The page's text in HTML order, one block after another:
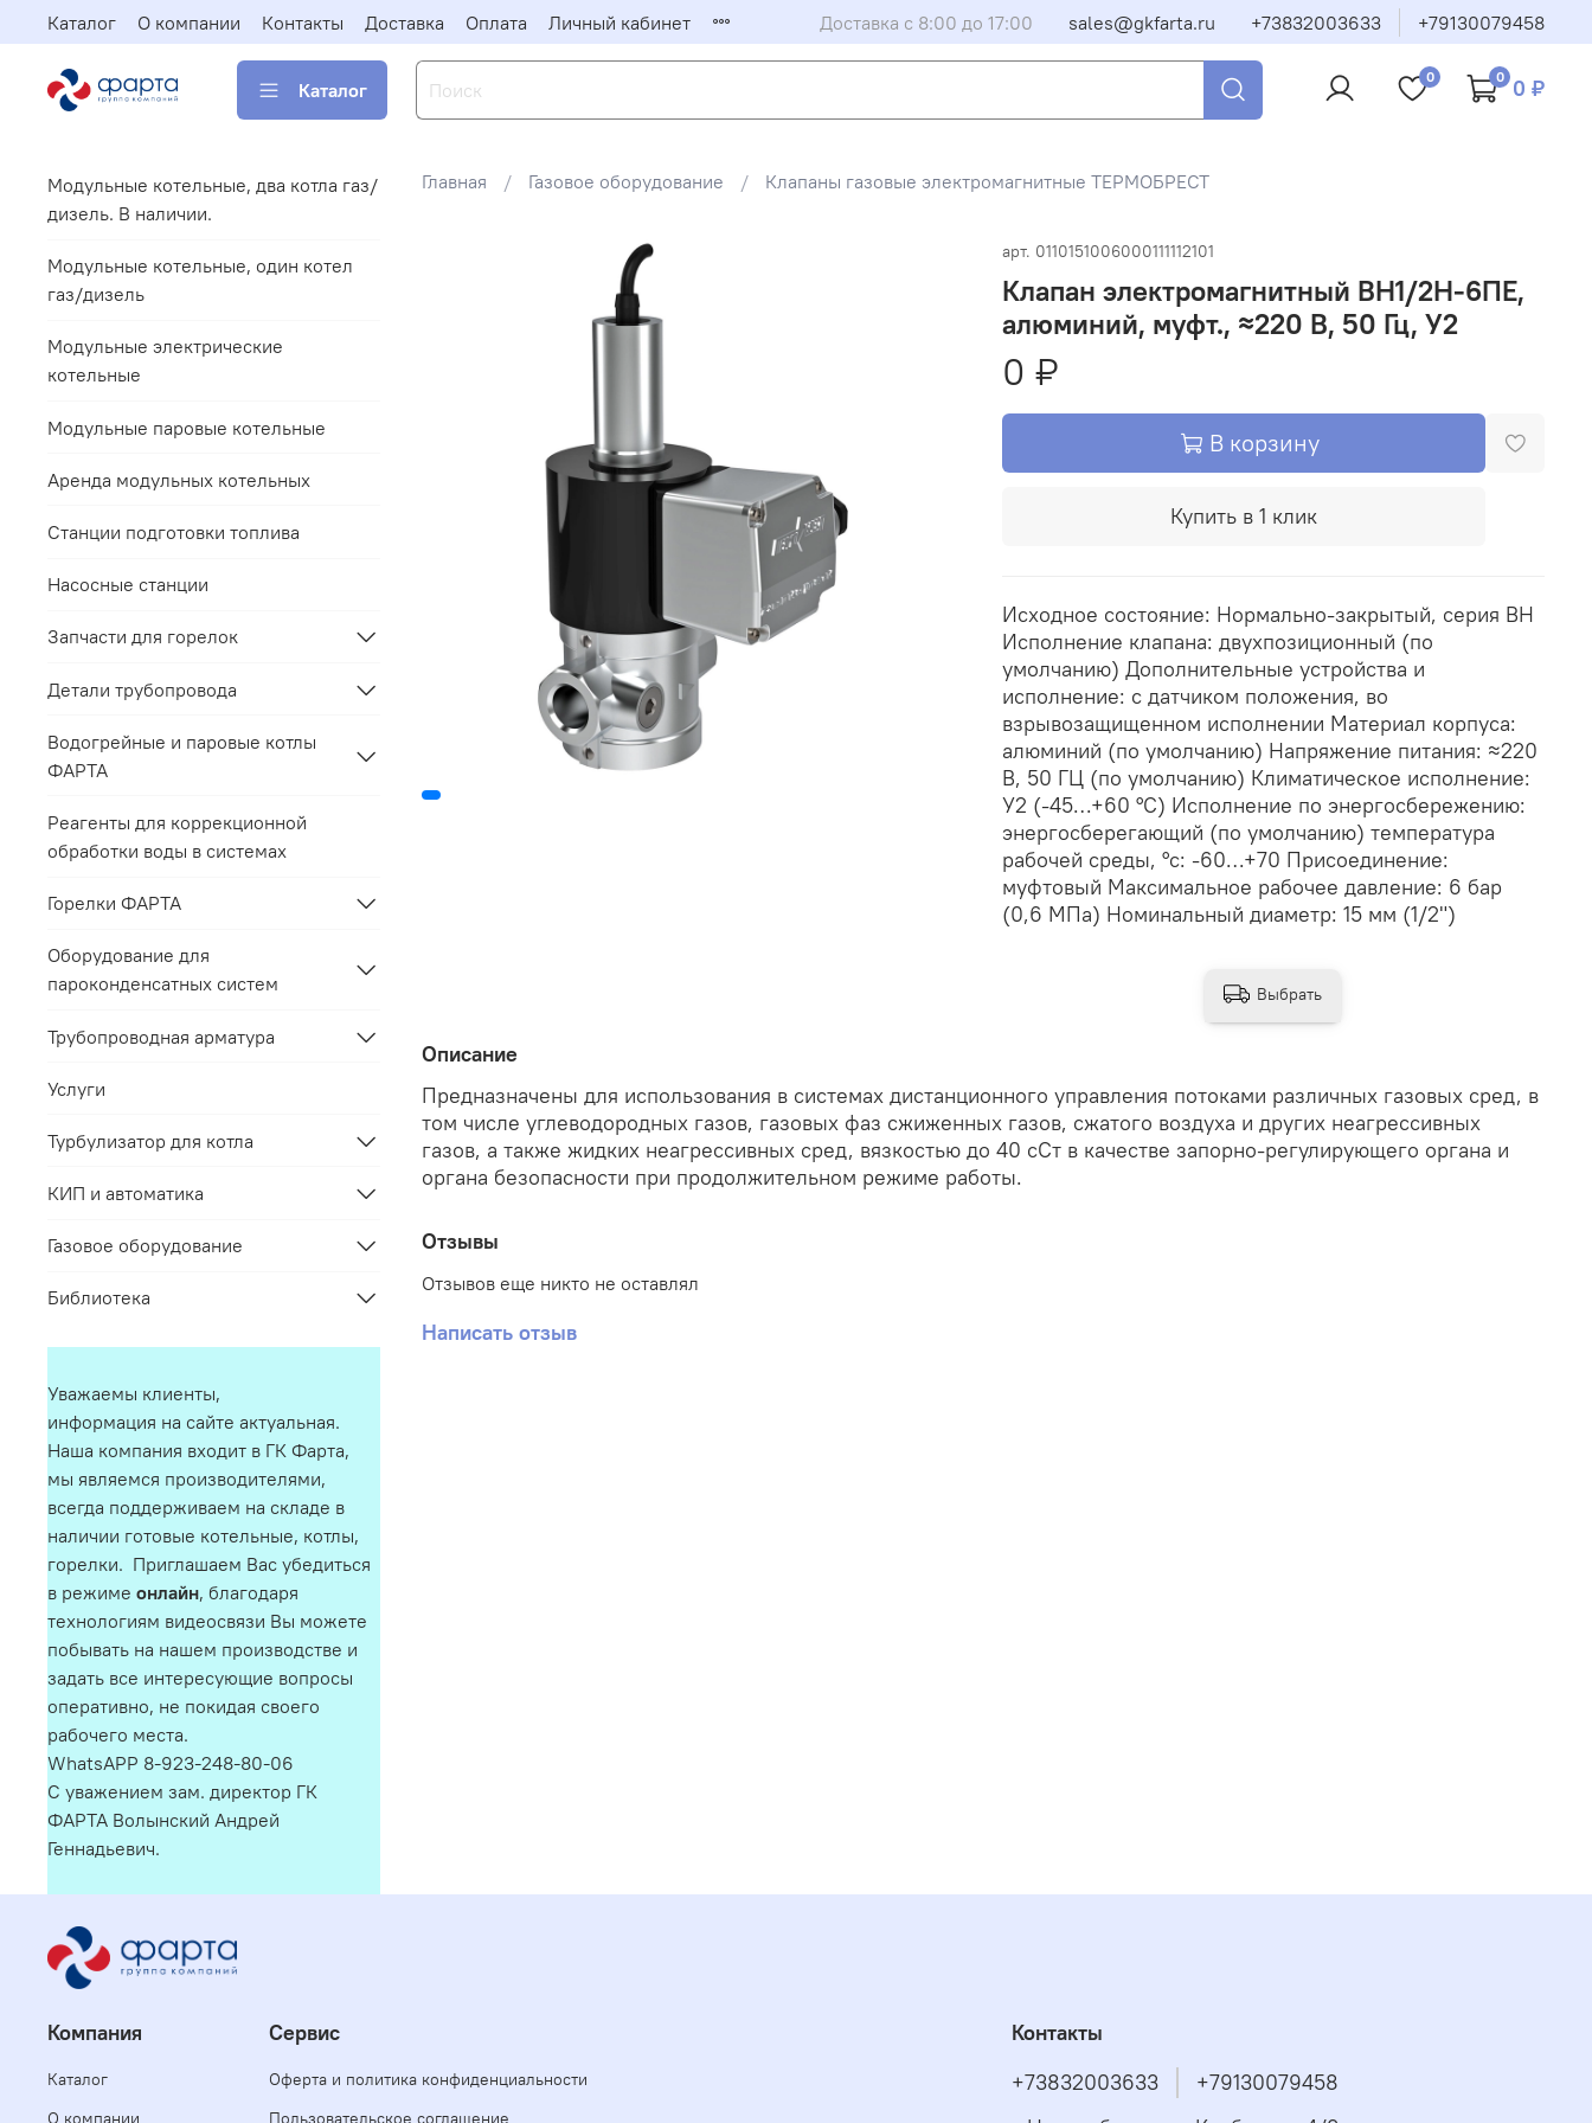
Каталог О компании Контакты Доставка Оплата Личный кабинет Доставка с 8:00 до 17:00 sales@gkfarta.ru +73832003633 +79130079458
Каталог
0 0 0 ₽
Главная Газовое оборудование Клапаны газовые электромагнитные ТЕРМОБРЕСТ
арт. 0110151006000111112101
Клапан электромагнитный ВН1/2Н-6ПЕ,
алюминий, муфт., ≈220 В, 50 Гц, У2
0 ₽
В корзину
Купить в 1 клик
Исходное состояние: Нормально-закрытый, серия ВН
Исполнение клапана: двухпозиционный (по
умолчанию) Дополнительные устройства и
исполнение: с датчиком положения, во
взрывозащищенном исполнении Материал корпуса:
алюминий (по умолчанию) Напряжение питания: ≈220
В, 50 ГЦ (по умолчанию) Климатическое исполнение:
У2 (-45…+60 °С) Исполнение по энергосбережению:
энергосберегающий (по умолчанию) температура
рабочей среды, °с: -60…+70 Присоединение:
муфтовый Максимальное рабочее давление: 6 бар
(0,6 МПа) Номинальный диаметр: 15 мм (1/2")
Описание
Предназначены для использования в системах дистанционного управления потоками различных газовых сред, в
том числе углеводородных газов, газовых фаз сжиженных газов, сжатого воздуха и других неагрессивных
газов, а также жидких неагрессивных сред, вязкостью до 40 сСт в качестве запорно-регулирующего органа и
органа безопасности при продолжительном режиме работы.
Отзывы
Отзывов еще никто не оставлял
Написать отзыв
Выбрать
Модульные котельные, два котла газ/
дизель. В наличии.
Модульные котельные, один котел
газ/дизель
Модульные электрические
котельные
Модульные паровые котельные
Аренда модульных котельных
Станции подготовки топлива
Насосные станции
Запчасти для горелок
Детали трубопровода
Водогрейные и паровые котлы
ФАРТА
Реагенты для коррекционной
обработки воды в системах
Горелки ФАРТА
Оборудование для
пароконденсатных систем
Трубопроводная арматура
Услуги
Турбулизатор для котла
КИП и автоматика
Газовое оборудование
Библиотека
Уважаемы клиенты,
информация на сайте актуальная.
Наша компания входит в ГК Фарта,
мы являемся производителями,
всегда поддерживаем на складе в
наличии готовые котельные, котлы,
горелки. Приглашаем Вас убедиться
в режиме онлайн, благодаря
технологиям видеосвязи Вы можете
побывать на нашем производстве и
задать все интересующие вопросы
оперативно, не покидая своего
рабочего места.
WhatsAPP 8-923-248-80-06
С уважением зам. директор ГК
ФАРТА Волынский Андрей
Геннадьевич.
Компания
Каталог
О компании
Сервис
Оферта и политика конфиденциальности
Пользовательское соглашение
Контакты
+73832003633
+79130079458